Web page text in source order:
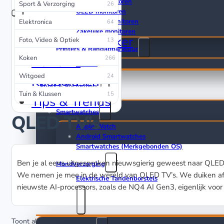
🔥 Prijsvergelijker
Reviews
Koopgidsen
Tips & Trends
OLED monitoren
Ultrawide monitoren
Zakelijke monitoren
Printers & Randapparatuur
Muizen
Sport & Verzorging
Smartwatches
Apple Watch
Android Smartwatches
Smartwatches (Merkgebonden OS)
Mondverzorging
Elektrische Tandenborstels
Sport & Verzorging 26
Elektronica 64
Foto, Video & Optiek 13
Koken 266
Witgoed 24
Tuin & Klussen 15
QLED TV’s
Ben je al eens uitgesproken nieuwsgierig geweest naar
We nemen je mee in de wereld van QLED TV’s. We
nieuwste AI-processors, zoals de NQ4 AI Gen3, eigenlijk
Toont alle 4 resultaten